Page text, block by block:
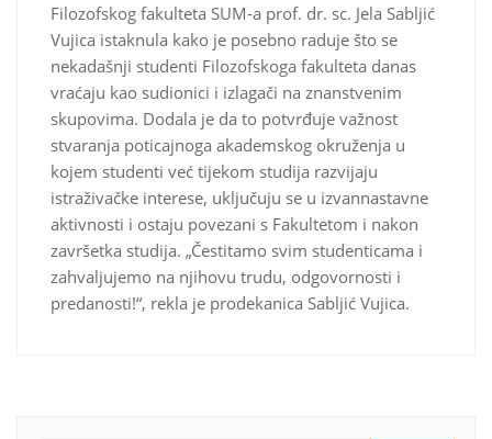
Filozofskog fakulteta SUM-a prof. dr. sc. Jela Sabljić
Vujica istaknula kako je posebno raduje što se
nekadašnji studenti Filozofskoga fakulteta danas
vraćaju kao sudionici i izlagači na znanstvenim
skupovima. Dodala je da to potvrđuje važnost
stvaranja poticajnoga akademskog okruženja u
kojem studenti već tijekom studija razvijaju
istraživačke interese, uključuju se u izvannastavne
aktivnosti i ostaju povezani s Fakultetom i nakon
završetka studija. „Čestitamo svim studenticama i
zahvaljujemo na njihovu trudu, odgovornosti i
predanosti!“, rekla je prodekanica Sabljić Vujica.